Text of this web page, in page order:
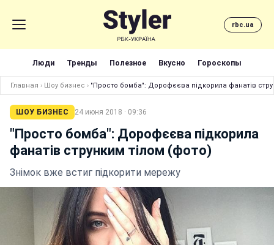
rbc.ua
Люди Тренды Полезное Вкусно Гороскопы
Главная › Шоу бизнес › "Просто бомба": Дорофєєва підкорила фанатів
ШОУ БИЗНЕС 24 июня 2018 · 09:36
"Просто бомба": Дорофєєва підкорила
фанатів струнким тілом (фото)
Знімок вже встиг підкорити мережу